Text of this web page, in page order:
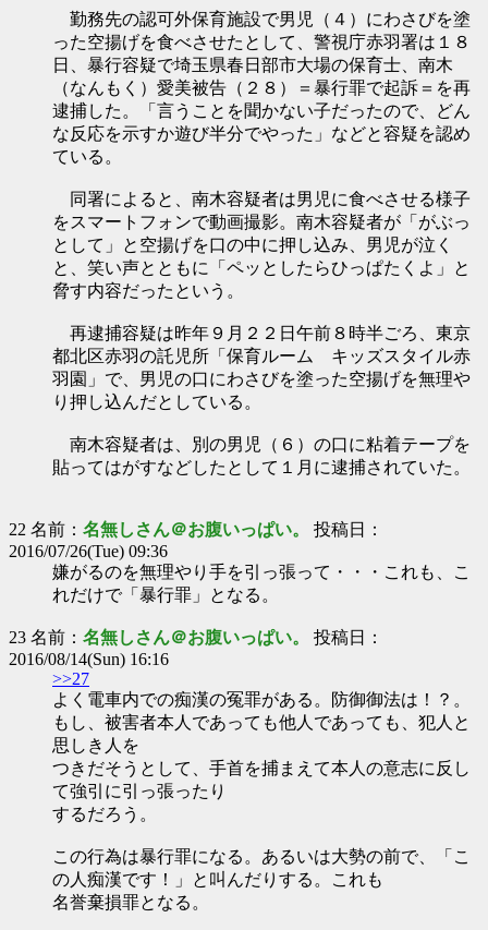
勤務先の認可外保育施設で男児（４）にわさびを塗
った空揚げを食べさせたとして、警視庁赤羽署は１８
日、暴行容疑で埼玉県春日部市大場の保育士、南木
（なんもく）愛美被告（２８）＝暴行罪で起訴＝を再
逮捕した。「言うことを聞かない子だったので、どん
な反応を示すか遊び半分でやった」などと容疑を認め
ている。
同署によると、南木容疑者は男児に食べさせる様子
をスマートフォンで動画撮影。南木容疑者が「がぶっ
として」と空揚げを口の中に押し込み、男児が泣く
と、笑い声とともに「ペッとしたらひっぱたくよ」と
脅す内容だったという。
再逮捕容疑は昨年９月２２日午前８時半ごろ、東京
都北区赤羽の託児所「保育ルーム キッズスタイル赤
羽園」で、男児の口にわさびを塗った空揚げを無理や
り押し込んだとしている。
南木容疑者は、別の男児（６）の口に粘着テープを
貼ってはがすなどしたとして１月に逮捕されていた。
22 名前： 名無しさん＠お腹いっぱい。 投稿日：
2016/07/26(Tue) 09:36
嫌がるのを無理やり手を引っ張って・・・これも、こ
れだけで「暴行罪」となる。
23 名前： 名無しさん＠お腹いっぱい。 投稿日：
2016/08/14(Sun) 16:16
>>27
よく電車内での痴漢の冤罪がある。防御御法は！？。
もし、被害者本人であっても他人であっても、犯人と
思しき人を
つきだそうとして、手首を捕まえて本人の意志に反し
て強引に引っ張ったり
するだろう。
この行為は暴行罪になる。あるいは大勢の前で、「こ
の人痴漢です！」と叫んだりする。これも
名誉棄損罪となる。